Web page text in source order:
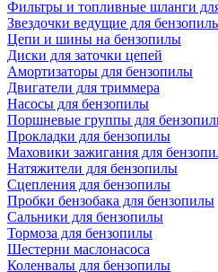
Фильтры и топливные шланги
Звездочки ведущие для
Цепи и шины на бензопилы
Диски для заточки цепей
Амортизаторы для бензопилы
Двигатели для триммера
Насосы для бензопилы
Поршневые группы для
Прокладки для бензопилы
Маховики зажигания для
Натяжители для бензопилы
Сцепления для бензопилы
Пробки бензобака для бензопилы
Сальники для бензопилы
Тормоза для бензопилы
Шестерни маслонасоса
Коленвалы для бензопилы